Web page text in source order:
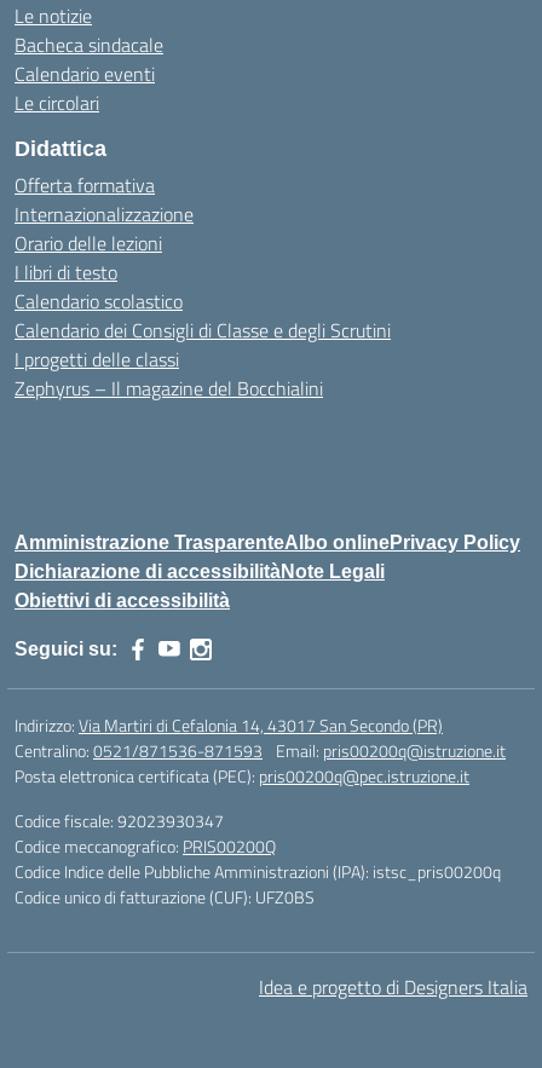
Le notizie
Bacheca sindacale
Calendario eventi
Le circolari
Didattica
Offerta formativa
Internazionalizzazione
Orario delle lezioni
I libri di testo
Calendario scolastico
Calendario dei Consigli di Classe e degli Scrutini
I progetti delle classi
Zephyrus – Il magazine del Bocchialini
Amministrazione TrasparenteAlbo onlinePrivacy Policy
Dichiarazione di accessibilitàNote Legali
Obiettivi di accessibilità
Seguici su:
Indirizzo:Via Martiri di Cefalonia 14, 43017 San Secondo (PR)
Centralino:0521/871536-871593 Email: pris00200q@istruzione.it
Posta elettronica certificata (PEC): pris00200q@pec.istruzione.it
Codice fiscale: 92023930347
Codice meccanografico: PRIS00200Q
Codice Indice delle Pubbliche Amministrazioni (IPA): istsc_pris00200q
Codice unico di fatturazione (CUF): UFZ0BS
Idea e progetto di Designers Italia